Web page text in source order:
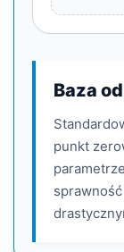
Baza
punkt